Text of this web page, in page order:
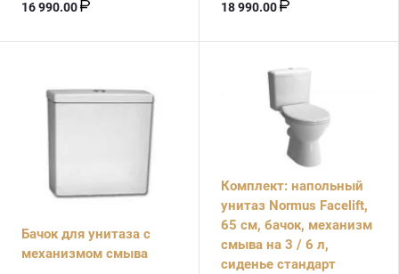
16 990.00 18 990.00
Бачок для унитаза с
механизмом смыва
Комплект: напольный
унитаз Normus Facelift,
65 см, бачок, механизм
смыва на 3 / 6 л,
сиденье стандарт